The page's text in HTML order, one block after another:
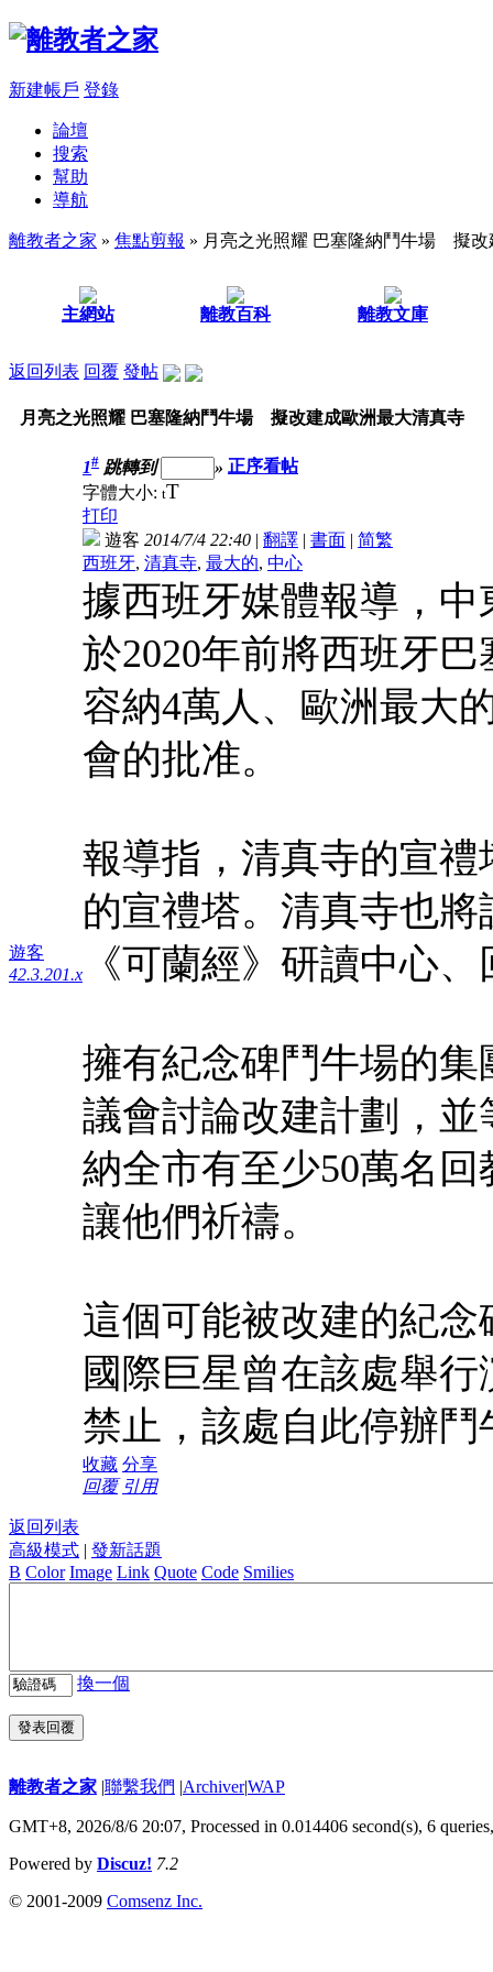
新建帳戶 登錄
論壇
搜索
幫助
導航
離教者之家 » 焦點剪報 » 月亮之光照耀 巴塞隆納鬥牛場 擬改
主網站 離教百科 離教文庫
返回列表 回覆 發帖
月亮之光照耀 巴塞隆納鬥牛場 擬改建成歐洲最大清真寺
遊客
42.3.201.x
1# 跳轉到 » 正序看帖
字體大小: tT
打印
遊客 2014/7/4 22:40 | 翻譯 | 書面 | 简繁
西班牙, 清真寺, 最大的, 中心
據西班牙媒體報導，
於2020年前將西班牙
容納4萬人、歐洲最大
會的批准。
報導指，清真寺的宣
的宣禮塔。清真寺也
《可蘭經》研讀中心
擁有紀念碑鬥牛場的
議會討論改建計劃，
納全市有至少50萬名
讓他們祈禱。
這個可能被改建的紀
國際巨星曾在該處舉
禁止，該處自此停辦
收藏 分享
回覆 引用
返回列表
高級模式 | 發新話題
B Color Image Link Quote Code Smilies
換一個
發表回覆
離教者之家 |聯繫我們 |Archiver|WAP
GMT+8, 2026/8/6 20:07, Processed in 0.014406 second(s), 6
Powered by Discuz! 7.2
© 2001-2009 Comsenz Inc.